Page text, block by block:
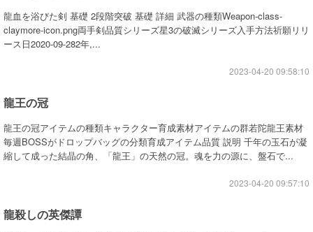
龍血を浴びた剣 基礎 2段階突破 基礎 詳細 武器の種類Weapon-class-
claymore-icon.png両手剣品質シリーズ星3の破滅シリーズ入手方法祈願リリ
ース日2020-09-282年,...
2023-04-20 09:58:10
龍王の冠
龍王の冠アイテムの種類キャラクター育成素材アイテムの群若陀龍王素材
毎週BOSSがドロップバッグの分類育成アイテム品質 説明 千年の玉石が凝
縮して成った結晶の角、「龍王」の天然の冠。魂を力の源に、盤石で...
2023-04-20 09:57:10
龍殺しの英傑譚